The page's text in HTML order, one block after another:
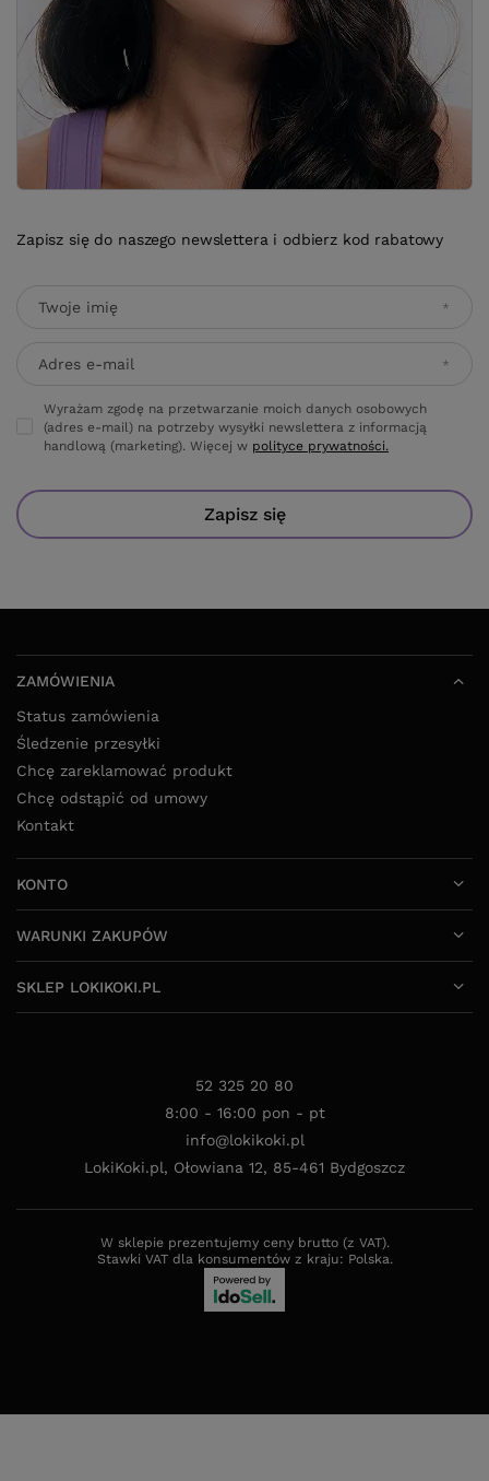
Zapisz się do naszego newslettera i odbierz kod rabatowy
Twoje imię
Adres e-mail
Wyrażam zgodę na przetwarzanie moich danych osobowych
(adres e-mail) na potrzeby wysyłki newslettera z informacją
handlową (marketing). Więcej w polityce prywatności.
Zapisz się
ZAMÓWIENIA
Status zamówienia
Śledzenie przesyłki
Chcę zareklamować produkt
Chcę odstąpić od umowy
Kontakt
KONTO
WARUNKI ZAKUPÓW
SKLEP LOKIKOKI.PL
52 325 20 80
8:00 - 16:00 pon - pt
info@lokikoki.pl
LokiKoki.pl, Ołowiana 12, 85-461 Bydgoszcz
W sklepie prezentujemy ceny brutto (z VAT).
Stawki VAT dla konsumentów z kraju: Polska.